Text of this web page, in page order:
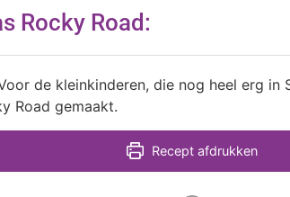
Rocky Road:
de kleinkinderen, die nog heel erg in
Road gemaakt.
Recept afdrukken